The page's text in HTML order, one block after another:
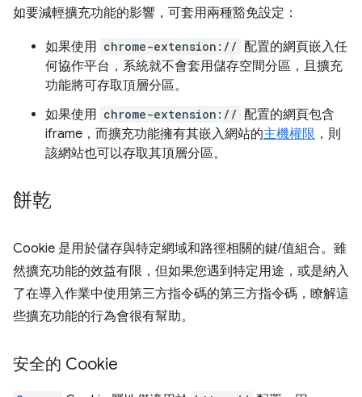
如要減輕擴充功能的影響，可套用兩種豁免設定：
如果使用 chrome-extension:// 配置的網頁嵌入任
何協作平台，系統就不會套用儲存空間分區，且擴充
功能將可存取頂層分區。
如果使用 chrome-extension:// 配置的網頁包含
iframe，而擴充功能擁有其嵌入網站的主機權限 ，則
該網站也可以存取其頂層分區。
餅乾
Cookie 是用於儲存與特定網域和路徑相關的鍵/值組合。雖
然擴充功能的效益有限，但如果您遇到特定用途，或是納入
了在導入作業中使用第三方指令碼的第三方指令碼，瞭解這
些擴充功能的行為會很有幫助。
安全的 Cookie